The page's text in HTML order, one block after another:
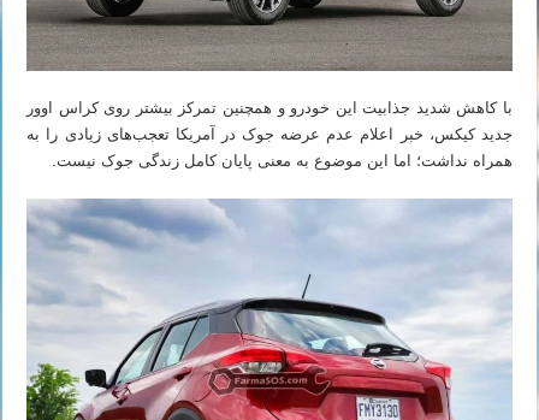
با کاهش شدید جذابیت این خودرو و همچنین تمرکز بیشتر روی کراس اوور
جدید کیکس، خبر اعلام عدم عرضه جوک در آمریکا تعجب‌های زیادی را به
همراه نداشت؛ اما این موضوع به معنی پایان کامل زندگی جوک نیست.